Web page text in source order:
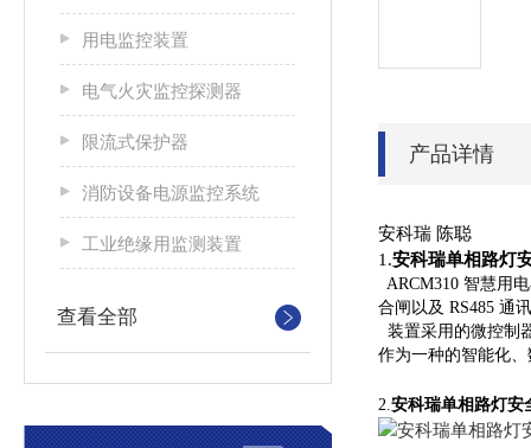
用电监控装置
电气火灾监控探测器
限流式保护器
消防设备电源监控系统
工业绝缘用监测装置
查看全部
产品详情
安科瑞 陈聪
1.安科瑞单相路灯
ARCM310 智慧用
合闸以及 RS485 通
装置采用的微控制
作为一种的智能化
2.安科瑞单相路灯安